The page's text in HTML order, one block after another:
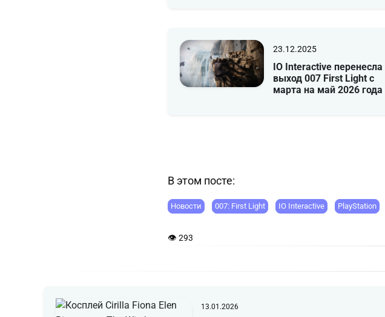
23.12.2025
IO Interactive перенесла
выход 007 First Light с
марта на май 2026 года
В этом посте:
Новости 007: First Light IO Interactive PlayStation
👁 293
13.01.2026